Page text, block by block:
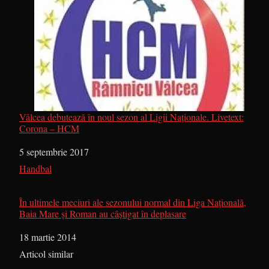
Vâlcea debutează în noul sezon al Ligii Naționale. Livetext:
Corona – HCM
Dată
5 septembrie 2017
În legătură cu
Handbal
În ultimele meciuri ale sezonului normal din Liga Naţională,
Baia Mare şi Roman au câştigat în deplasare
Dată
18 martie 2014
În legătură cu
Articol similar